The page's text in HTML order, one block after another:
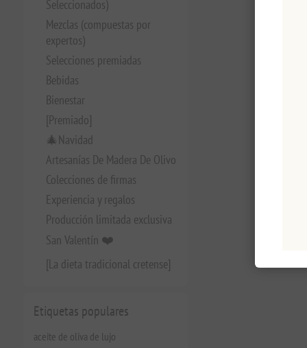
Seleccionados)
Mezclas (compuestas por
expertos)
Selecciones premiadas
Bebidas
Bienestar
[Premiado]
🎄Navidad
Artesanías De Madera De Olivo
Colecciones de firmas
Experiencia y regalos
Producción limitada exclusiva
San Valentín ❤️
[La dieta tradicional cretense]
Etiquetas populares
aceite de oliva de lujo